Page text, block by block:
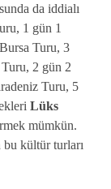
da iddialı
1 gün 1
Turu, 3
2 gün 2
Turu, 5
Lüks
mümkün.
kültür turları